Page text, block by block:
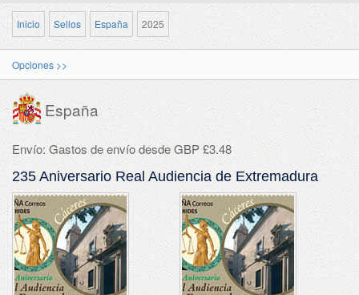
Inicio Sellos España 2025
Opciones >>
España
Envío: Gastos de envío desde GBP £3.48
235 Aniversario Real Audiencia de Extremadura